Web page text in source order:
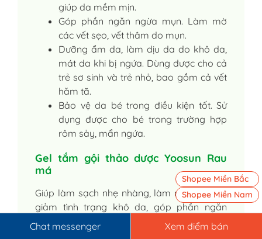
giúp da mềm mịn.
Góp phần ngăn ngừa mụn. Làm mờ
các vết sẹo, vết thâm do mụn.
Dưỡng ẩm da, làm dịu da do khô da,
mát da khi bị ngứa. Dùng được cho cả
trẻ sơ sinh và trẻ nhỏ, bao gồm cả vết
hăm tã.
Bảo vệ da bé trong điều kiện tốt. Sử
dụng được cho bé trong trường hợp
rôm sảy, mẩn ngứa.
Gel tắm gội thảo dược Yoosun Rau
má
Giúp làm sạch nhẹ nhàng, làm mát, dịu da,
giảm tình trạng khô da, góp phần ngăn
ngừa mẩn ngứa.
Chat messenger Xem điểm bán
Shopee Miền Bắc
Shopee Miền Nam